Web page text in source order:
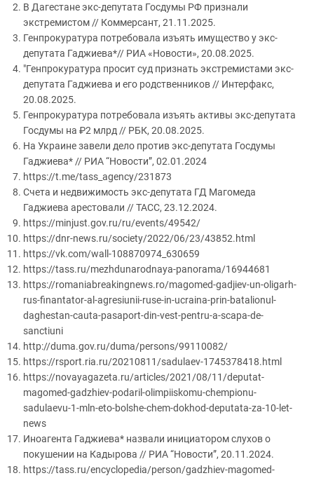
В Дагестане экс-депутата Госдумы РФ признали
экстремистом // Коммерсант, 21.11.2025.
Генпрокуратура потребовала изъять имущество у экс-
депутата Гаджиева*// РИА «Новости», 20.08.2025.
"Генпрокуратура просит суд признать экстремистами экс-
депутата Гаджиева и его родственников // Интерфакс,
20.08.2025.
Генпрокуратура потребовала изъять активы экс-депутата
Госдумы на ₽2 млрд // РБК, 20.08.2025.
На Украине завели дело против экс-депутата Госдумы
Гаджиева* // РИА “Новости”, 02.01.2024
https://t.me/tass_agency/231873
Счета и недвижимость экс-депутата ГД Магомеда
Гаджиева арестовали // ТАСС, 23.12.2024.
https://minjust.gov.ru/ru/events/49542/
https://dnr-news.ru/society/2022/06/23/43852.html
https://vk.com/wall-108870974_630659
https://tass.ru/mezhdunarodnaya-panorama/16944681
https://romaniabreakingnews.ro/magomed-gadjiev-un-oligarh-
rus-finantator-al-agresiunii-ruse-in-ucraina-prin-batalionul-
daghestan-cauta-pasaport-din-vest-pentru-a-scapa-de-
sanctiuni
http://duma.gov.ru/duma/persons/99110082/
https://rsport.ria.ru/20210811/sadulaev-1745378418.html
https://novayagazeta.ru/articles/2021/08/11/deputat-
magomed-gadzhiev-podaril-olimpiiskomu-chempionu-
sadulaevu-1-mln-eto-bolshe-chem-dokhod-deputata-za-10-let-
news
Иноагента Гаджиева* назвали инициатором слухов о
покушении на Кадырова // РИА “Новости”, 20.11.2024.
https://tass.ru/encyclopedia/person/gadzhiev-magomed-